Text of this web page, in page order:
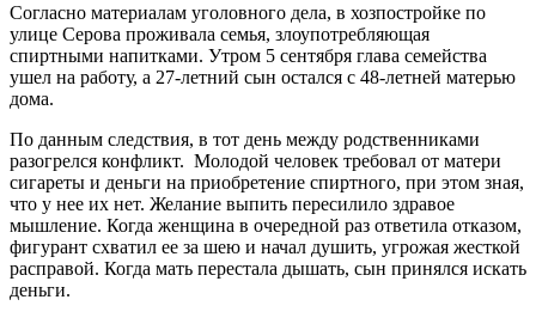
Согласно материалам уголовного дела, в хозпостройке по
улице Серова проживала семья, злоупотребляющая
спиртными напитками. Утром 5 сентября глава семейства
ушел на работу, а 27-летний сын остался с 48-летней матерью
дома.
По данным следствия, в тот день между родственниками
разогрелся конфликт. Молодой человек требовал от матери
сигареты и деньги на приобретение спиртного, при этом зная,
что у нее их нет. Желание выпить пересилило здравое
мышление. Когда женщина в очередной раз ответила отказом,
фигурант схватил ее за шею и начал душить, угрожая жесткой
расправой. Когда мать перестала дышать, сын принялся искать
деньги.